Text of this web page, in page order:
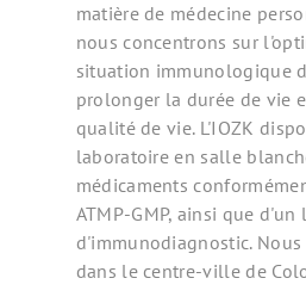
matière de médecine
nous concentrons sur
situation immunologique
prolonger la durée de vie
qualité de vie. L'IOZK
laboratoire en salle
médicaments
ATMP-GMP, ainsi que
d'immunodiagnostic. Nous
dans le centre-ville de